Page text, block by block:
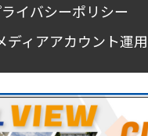
イバシーポリシー
ディアアカウント運